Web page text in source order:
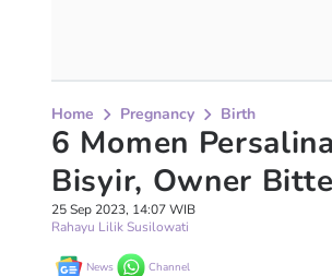
Home Pregnancy Birth
6 Momen
Bisyir, Owner
25 Sep 2023, 14:07 WIB
Rahayu Lilik Susilowati
News Channel